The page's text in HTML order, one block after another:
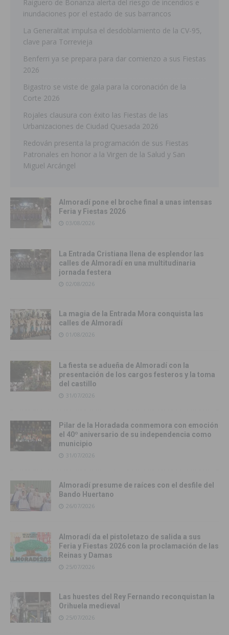
Raiguero de Bonanza alerta del riesgo de incendios e
inundaciones por el estado de sus barrancos
La Generalitat impulsa el desdoblamiento de la CV-95,
clave para Torrevieja
Benferri ya se prepara para dar comienzo a sus Fiestas
2026
Bigastro se viste de gala para la coronación de la
Corte 2026
Rojales clausura con éxito las Fiestas de las
Urbanizaciones de Ciudad Quesada 2026
Redován presenta la programación de sus Fiestas
Patronales en honor a la Virgen de la Salud y San
Miguel Arcángel
Almoradí pone el broche final a unas intensas
Feria y Fiestas 2026
03/08/2026
La Entrada Cristiana llena de esplendor las
calles de Almoradí en una multitudinaria
jornada festera
02/08/2026
La magia de la Entrada Mora conquista las
calles de Almoradí
01/08/2026
La fiesta se adueña de Almoradí con la
presentación de los cargos festeros y la toma
del castillo
31/07/2026
Pilar de la Horadada conmemora con emoción
el 40º aniversario de su independencia como
municipio
31/07/2026
Almoradí presume de raíces con el desfile del
Bando Huertano
26/07/2026
Almoradí da el pistoletazo de salida a sus
Feria y Fiestas 2026 con la proclamación de las
Reinas y Damas
25/07/2026
Las huestes del Rey Fernando reconquistan la
Orihuela medieval
25/07/2026